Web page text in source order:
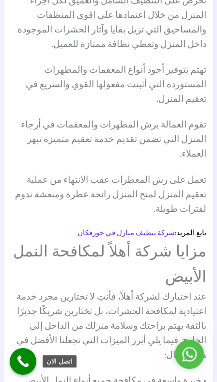
المنزل من خلال اعتمادها على اقوى المنظفات
والمساحيق التي تزيل بقايا وآثار الحشرات الموجودة
داخل المنزل وتعطي نظافة ممتازة للعميل.
تهتم بتوفير أجود أنواع المعقمات والمطهرات
المستوردة التي أثبتت مفعولها القوي والسريع في
تعقيم المنزل.
تقوم العمالة برش المطهرات والمعقمات في أرجاء
المنزل التي تضمن تقديم خدمة تعقيم متميزة تبهر
العملاء.
تعمل على رش المعطرات عقب الانتهاء من عملية
تعقيم المنزل لمنح المنزل رائحة عطرة ومنعشة تدوم
لفترات طويلة.
تابع المزيد:شركة تنظيف منازل في خورفكان
مزايا شركة أهلاً لمكافحة النمل
الأبيض
عند اختيارك لشركة أهلاً، فأنتِ لا تختارين مجرد خدمة
اعتيادية لمكافحة الحشرات، بل تختارين شريكًا جديرًا
بالثقة يهتم براحتك وسلامة منزلك من الداخل إلى
الخارج. فيما يلي أبرز الميزات التي تجعلنا الأفضل في
هذا المجال:
اتصل الان
واتساب